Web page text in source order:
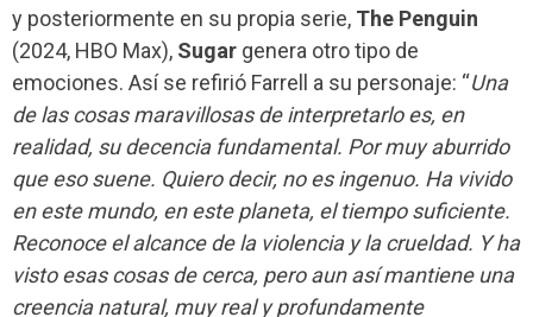
y posteriormente en su propia serie, The Penguin
(2024, HBO Max), Sugar genera otro tipo de
emociones. Así se refirió Farrell a su personaje: “Una
de las cosas maravillosas de interpretarlo es, en
realidad, su decencia fundamental. Por muy aburrido
que eso suene. Quiero decir, no es ingenuo. Ha vivido
en este mundo, en este planeta, el tiempo suficiente.
Reconoce el alcance de la violencia y la crueldad. Y ha
visto esas cosas de cerca, pero aun así mantiene una
creencia natural, muy real y profundamente